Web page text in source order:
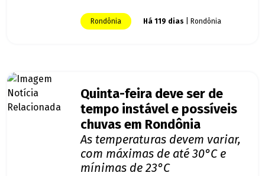
Rondônia Há 119 dias | Rondônia
Quinta-feira deve ser de
tempo instável e possíveis
chuvas em Rondônia
As temperaturas devem variar,
com máximas de até 30°C e
mínimas de 23°C